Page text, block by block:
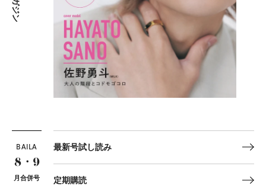
BAILA
8・9
月合併号
最新号試し読み
定期購読